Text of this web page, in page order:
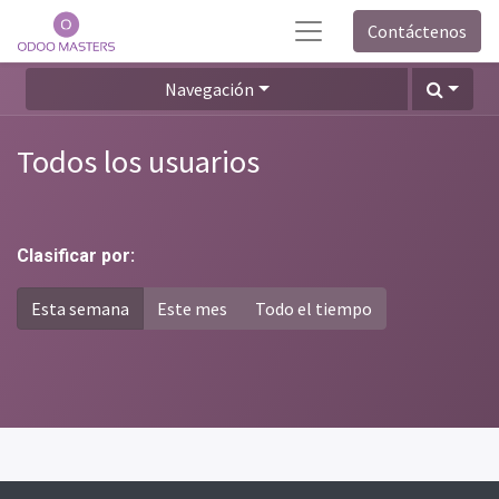
Contáctenos
Navegación
Todos los usuarios
Clasificar por:
Esta semana Este mes Todo el tiempo